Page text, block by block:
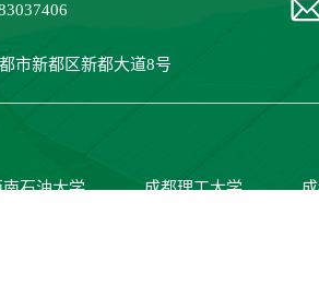
市新都区新都大道8号
南石油大学 成都理工大学